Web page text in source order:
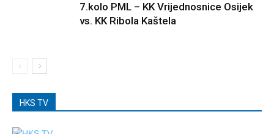
7.kolo PML – KK Vrijednosnice Osijek
vs. KK Ribola Kaštela
HKS TV